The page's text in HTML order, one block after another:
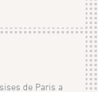
de Paris a